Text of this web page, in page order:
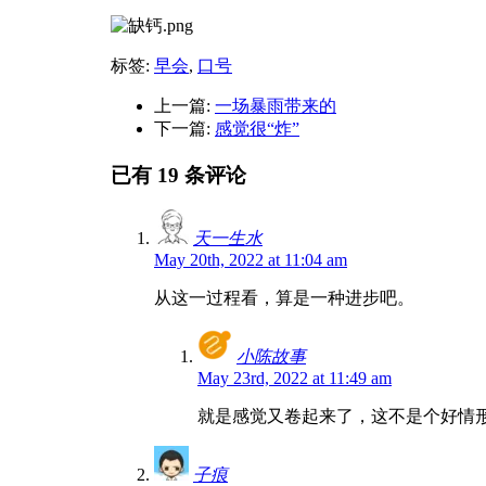
标签: 早会, 口号
上一篇: 一场暴雨带来的
下一篇: 感觉很“炸”
已有 19 条评论
天一生水
May 20th, 2022 at 11:04 am
从这一过程看，算是一种进步吧。
小陈故事
May 23rd, 2022 at 11:49 am
就是感觉又卷起来了，这不是个好情
子痕